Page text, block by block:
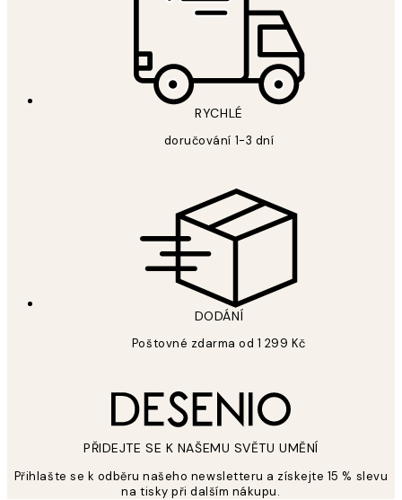
RYCHLÉ
doručování 1-3 dní
DODÁNÍ
Poštovné zdarma od 1 299 Kč
PŘIDEJTE SE K NAŠEMU SVĚTU UMĚNÍ
Přihlašte se k odběru našeho newsletteru a získejte 15 % slevu
na tisky při dalším nákupu.